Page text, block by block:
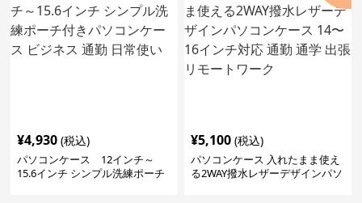
¥4,930 (税込)
パソコンケース 12インチ～
15.6インチ シンプル洗練ポーチ
¥5,100 (税込)
パソコンケース 入れたまま使え
る2WAY撥水レザーデザインパソ